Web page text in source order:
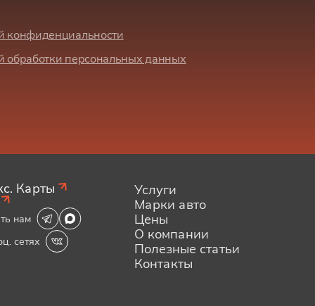
конфиденциальности
обработки персональных данных
Карты
нам
сетях
Услуги
Марки авто
Цены
О компании
Полезные статьи
Контакты